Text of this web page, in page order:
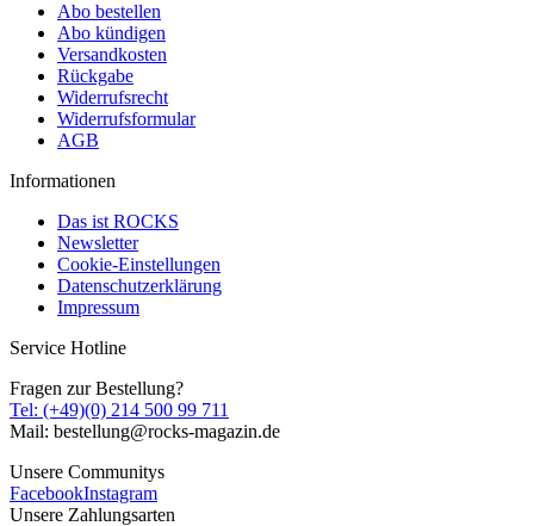
Abo bestellen
Abo kündigen
Versandkosten
Rückgabe
Widerrufsrecht
Widerrufsformular
AGB
Informationen
Das ist ROCKS
Newsletter
Cookie-Einstellungen
Datenschutzerklärung
Impressum
Service Hotline
Fragen zur Bestellung?
Tel: (+49)(0) 214 500 99 711
Mail: bestellung@rocks-magazin.de
Unsere Communitys
FacebookInstagram
Unsere Zahlungsarten